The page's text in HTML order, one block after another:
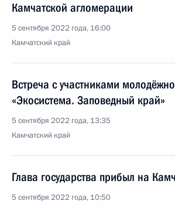
Камчатской агломерации
5 сентября 2022 года, 16:00
Камчатский край
Встреча с участниками
«Экосистема. Заповедный край»
5 сентября 2022 года, 13:35
Камчатский край
Глава государства прибыл на
5 сентября 2022 года, 10:50